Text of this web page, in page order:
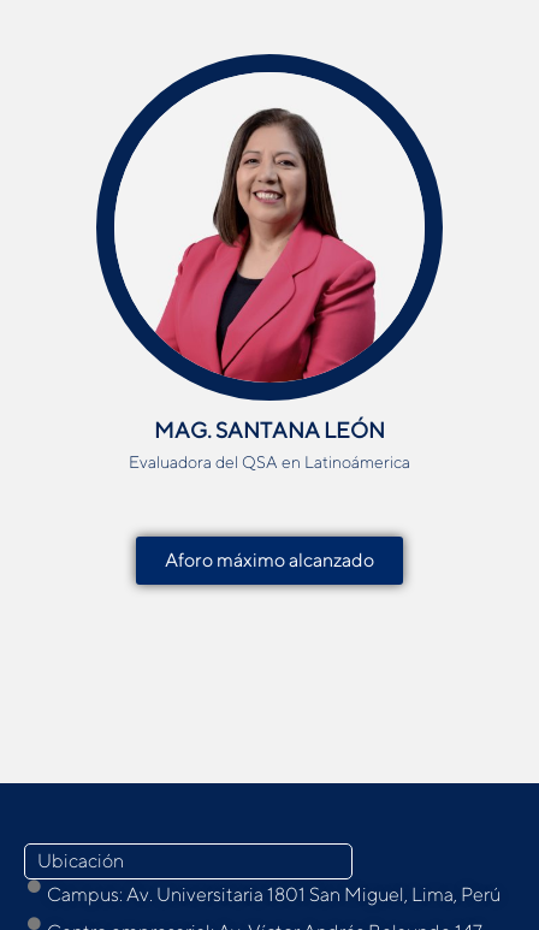
MAG. SANTANA LEÓN
Evaluadora del QSA en Latinoámerica
Aforo máximo alcanzado
Ubicación
Campus: Av. Universitaria 1801 San Miguel, Lima, Perú